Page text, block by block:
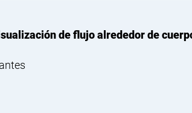
de flujo alrededor de